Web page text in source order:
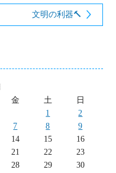
文明の利器🔨
金 土
日
1
2
7 8
9
14 15
16
21 22
23
28 29
30